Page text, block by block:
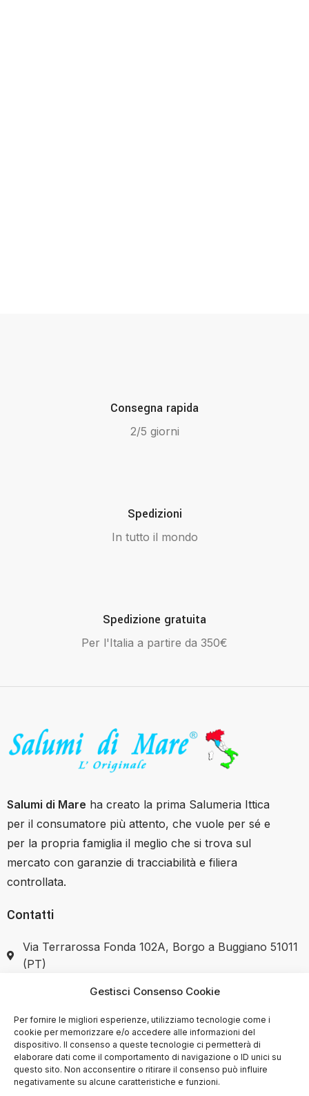
Gestisci Consenso Cookie
Per fornire le migliori esperienze, utilizziamo tecnologie come i
cookie per memorizzare e/o accedere alle informazioni del
dispositivo. Il consenso a queste tecnologie ci permetterà di
elaborare dati come il comportamento di navigazione o ID unici su
questo sito. Non acconsentire o ritirare il consenso può influire
negativamente su alcune caratteristiche e funzioni.
Consegna rapida
2/5 giorni
Spedizioni
In tutto il mondo
Spedizione gratuita
Per l'Italia a partire da 350€
Salumi di Mare ha creato la prima Salumeria Ittica
per il consumatore più attento, che vuole per sé e
per la propria famiglia il meglio che si trova sul
mercato con garanzie di tracciabilità e filiera
controllata.
Contatti
Via Terrarossa Fonda 102A, Borgo a Buggiano 51011
(PT)
+39 351 7446037
SHOP